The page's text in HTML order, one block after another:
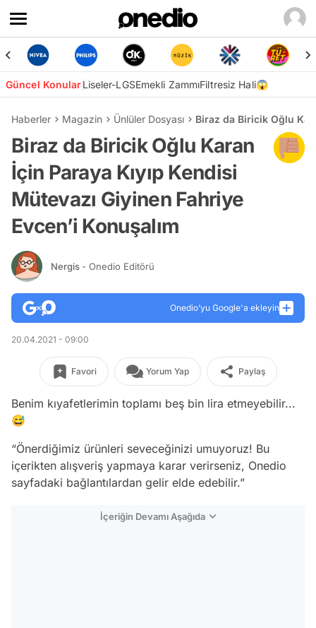
Güncel KonularLiseler-LGSEmekli ZammıFiltresiz Hali😱
Haberler Magazin Ünlüler Dosyası Biraz da Biricik Oğlu
Biraz da Biricik Oğlu Karan
İçin Paraya Kıyıp Kendisi
Mütevazı Giyinen Fahriye
Evcen’i Konuşalım
Nergis - Onedio Editörü
Onedio’yu Google'a ekleyin
20.04.2021 - 09:00
Favori Yorum Yap Paylaş
Benim kıyafetlerimin toplamı beş bin lira etmeyebilir...
😅
“Önerdiğimiz ürünleri seveceğinizi umuyoruz! Bu
içerikten alışveriş yapmaya karar verirseniz, Onedio
sayfadaki bağlantılardan gelir elde edebilir.”
İçeriğin Devamı Aşağıda